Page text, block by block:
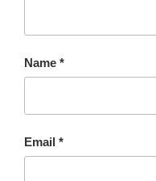
Name *
Email *